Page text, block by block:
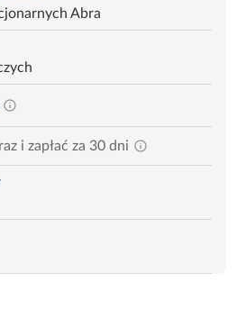
Abra
i zapłać za 30 dni